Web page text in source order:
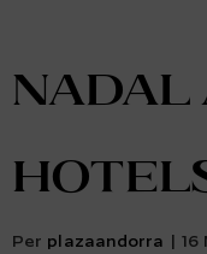
Nadal
Per plazaandorra 16